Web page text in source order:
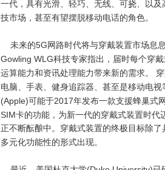
一代，具有光滑、轻巧、无线、可挠、以
技市场，甚至有望摆脱移动电话的角色。
未来的5G 网路时代将与穿戴装置市场息
Gowling WLG科技专家指出，届时每个穿
运算能力和资讯处理能力带来新的需求。
电脑、手表、健身追踪器、甚至是移动电视
(Apple)可能于2017年发布一款支援蜂巢式
SIM卡的功能，为新一代的穿戴式装置时代
正不断酝酿中。穿戴式装置的终极目标除
多元化功能性的形式出现。